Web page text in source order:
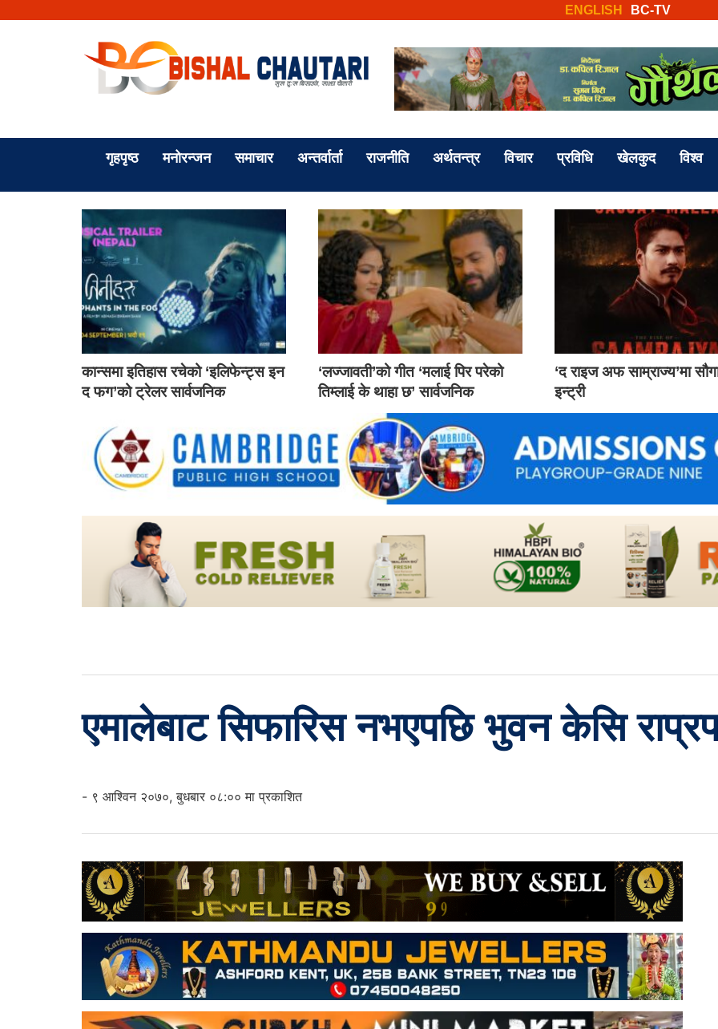
BC-TV
ENGLISH
गृहपृष्ठ मनोरन्जन समाचार अन्तर्वार्ता राजनीति अर्थतन्त्र विचार प्रविधि खेलकुद विश्व
कान्समा इतिहास रचेको ‘इलिफेन्ट्स इन
द फग’को ट्रेलर सार्वजनिक
‘लज्जावती’को गीत ‘मलाई पिर परेको
तिम्लाई के थाहा छ’ सार्वजनिक
‘द राइज अफ साम्राज्य’मा
इन्ट्री
एमालेबाट सिफारिस नभएपछि भुवन केसि
- ९ आश्विन २०७०, बुधबार ०८:०० मा प्रकाशित